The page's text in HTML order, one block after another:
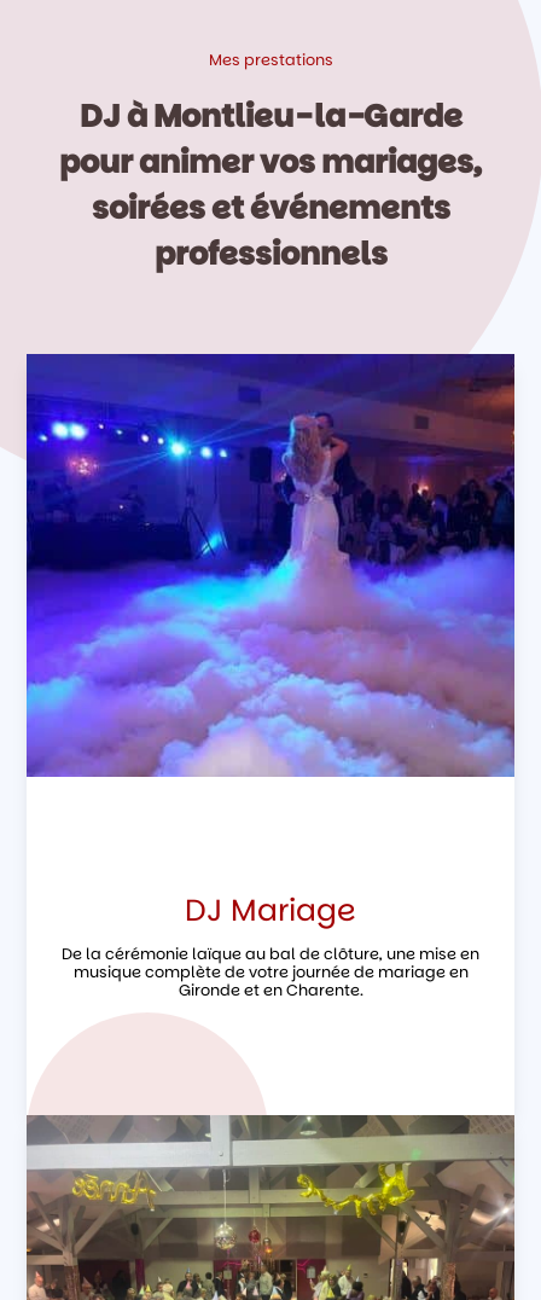
Mes prestations
DJ à Montlieu-la-Garde
pour animer vos mariages,
soirées et événements
professionnels
DJ Mariage
De la cérémonie laïque au bal de clôture, une mise en
musique complète de votre journée de mariage en
Gironde et en Charente.